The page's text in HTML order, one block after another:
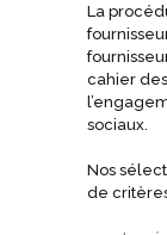
La
cahier
sociaux.
Nos
de